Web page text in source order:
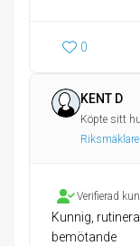
0
KENT D
Köpte sitt
Verifierad
Kunnig,
bemötande